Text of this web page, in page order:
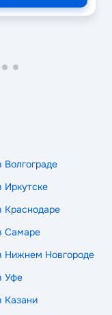
Краснодаре
Самаре
Нижнем Новгороде
Уфе
Казани